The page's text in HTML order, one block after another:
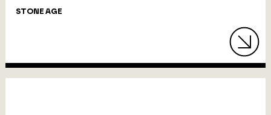
STONE AGE